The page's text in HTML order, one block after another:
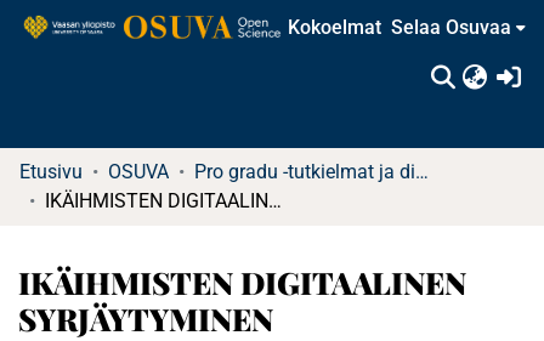
Kokoelmat Selaa Osuvaa
Etusivu OSUVA
Pro gradu -tutkielmat ja diplomityöt
IKÄIHMISTEN DIGITAALINEN SYRJÄYTYMINEN
IKÄIHMISTEN DIGITAALINEN
SYRJÄYTYMINEN